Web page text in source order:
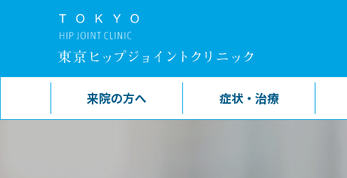
来院の方へ 症状・治療